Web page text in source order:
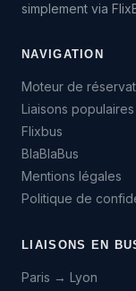
simplement via
NAVIGATION
Moteur de
Liaisons populaires
Flixbus
BlaBlaBus
Mentions légales
Politique de
LIAISONS EN
Paris → Lyon